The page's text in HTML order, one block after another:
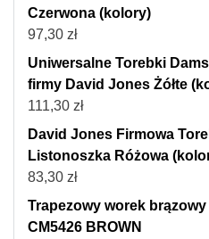
Czerwona (kolory)
97,30 zł
Uniwersalne Torebki
firmy David Jones Żółte
111,30 zł
David Jones Firmowa
Listonoszka Różowa
83,30 zł
Trapezowy worek
CM5426 BROWN